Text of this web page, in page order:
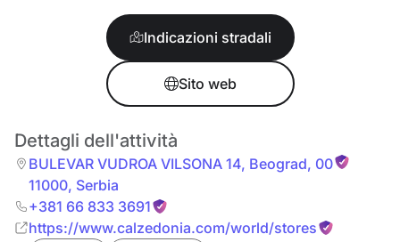
Indicazioni stradali
Sito web
Dettagli dell'attività
BULEVAR VUDROA VILSONA 14, Beograd, 00
11000, Serbia
+381 66 833 3691
https://www.calzedonia.com/world/stores